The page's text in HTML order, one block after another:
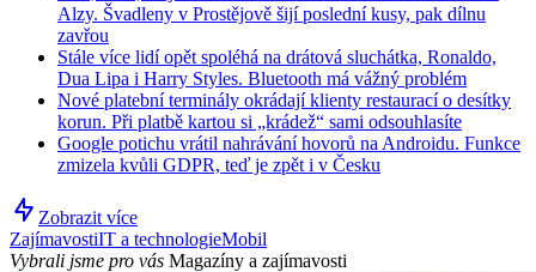
Alzy. Švadleny v Prostějově šijí poslední kusy, pak dílnu
zavřou
Stále více lidí opět spoléhá na drátová sluchátka, Ronaldo,
Dua Lipa i Harry Styles. Bluetooth má vážný problém
Nové platební terminály okrádají klienty restaurací o desítky
korun. Při platbě kartou si „krádež“ sami odsouhlasíte
Google potichu vrátil nahrávání hovorů na Androidu. Funkce
zmizela kvůli GDPR, teď je zpět i v Česku
Zobrazit více
ZajímavostiIT a technologieMobil
Vybrali jsme pro vás Magazíny a zajímavosti